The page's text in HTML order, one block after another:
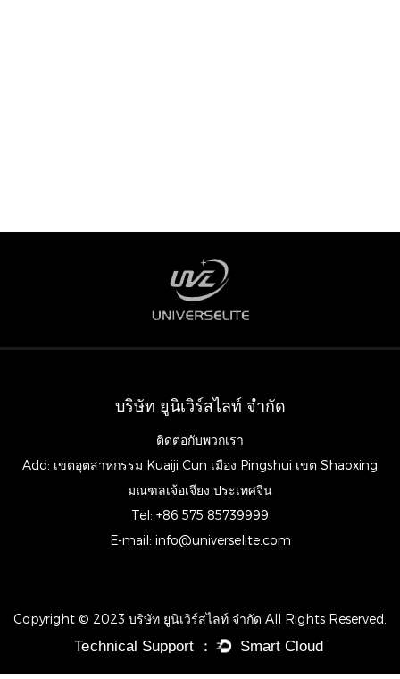
บริษัท ยูนิเวิร์สไลท์ จำกัด
ติดต่อกับพวกเรา
Add: เขตอุตสาหกรรม Kuaiji Cun เมือง Pingshui เขต Shaoxing
มณฑลเจ้อเจียง ประเทศจีน
Tel: +86 575 85739999
E-mail: info@universelite.com
Copyright © 2023 บริษัท ยูนิเวิร์สไลท์ จำกัด All Rights Reserved.